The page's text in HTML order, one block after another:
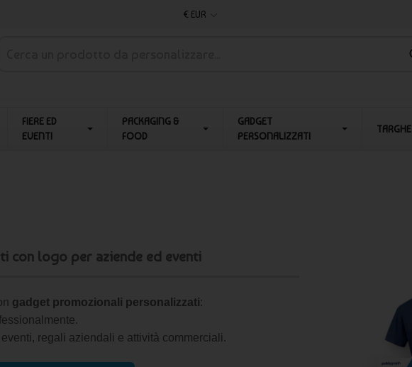
€ EUR
FIERE ED
EVENTI
PACKAGING &
FOOD
GADGET
PERSONALIZZATI
TARGHE
con logo per aziende ed eventi
gadget promozionali personalizzati:
regali aziendali e attività commerciali.